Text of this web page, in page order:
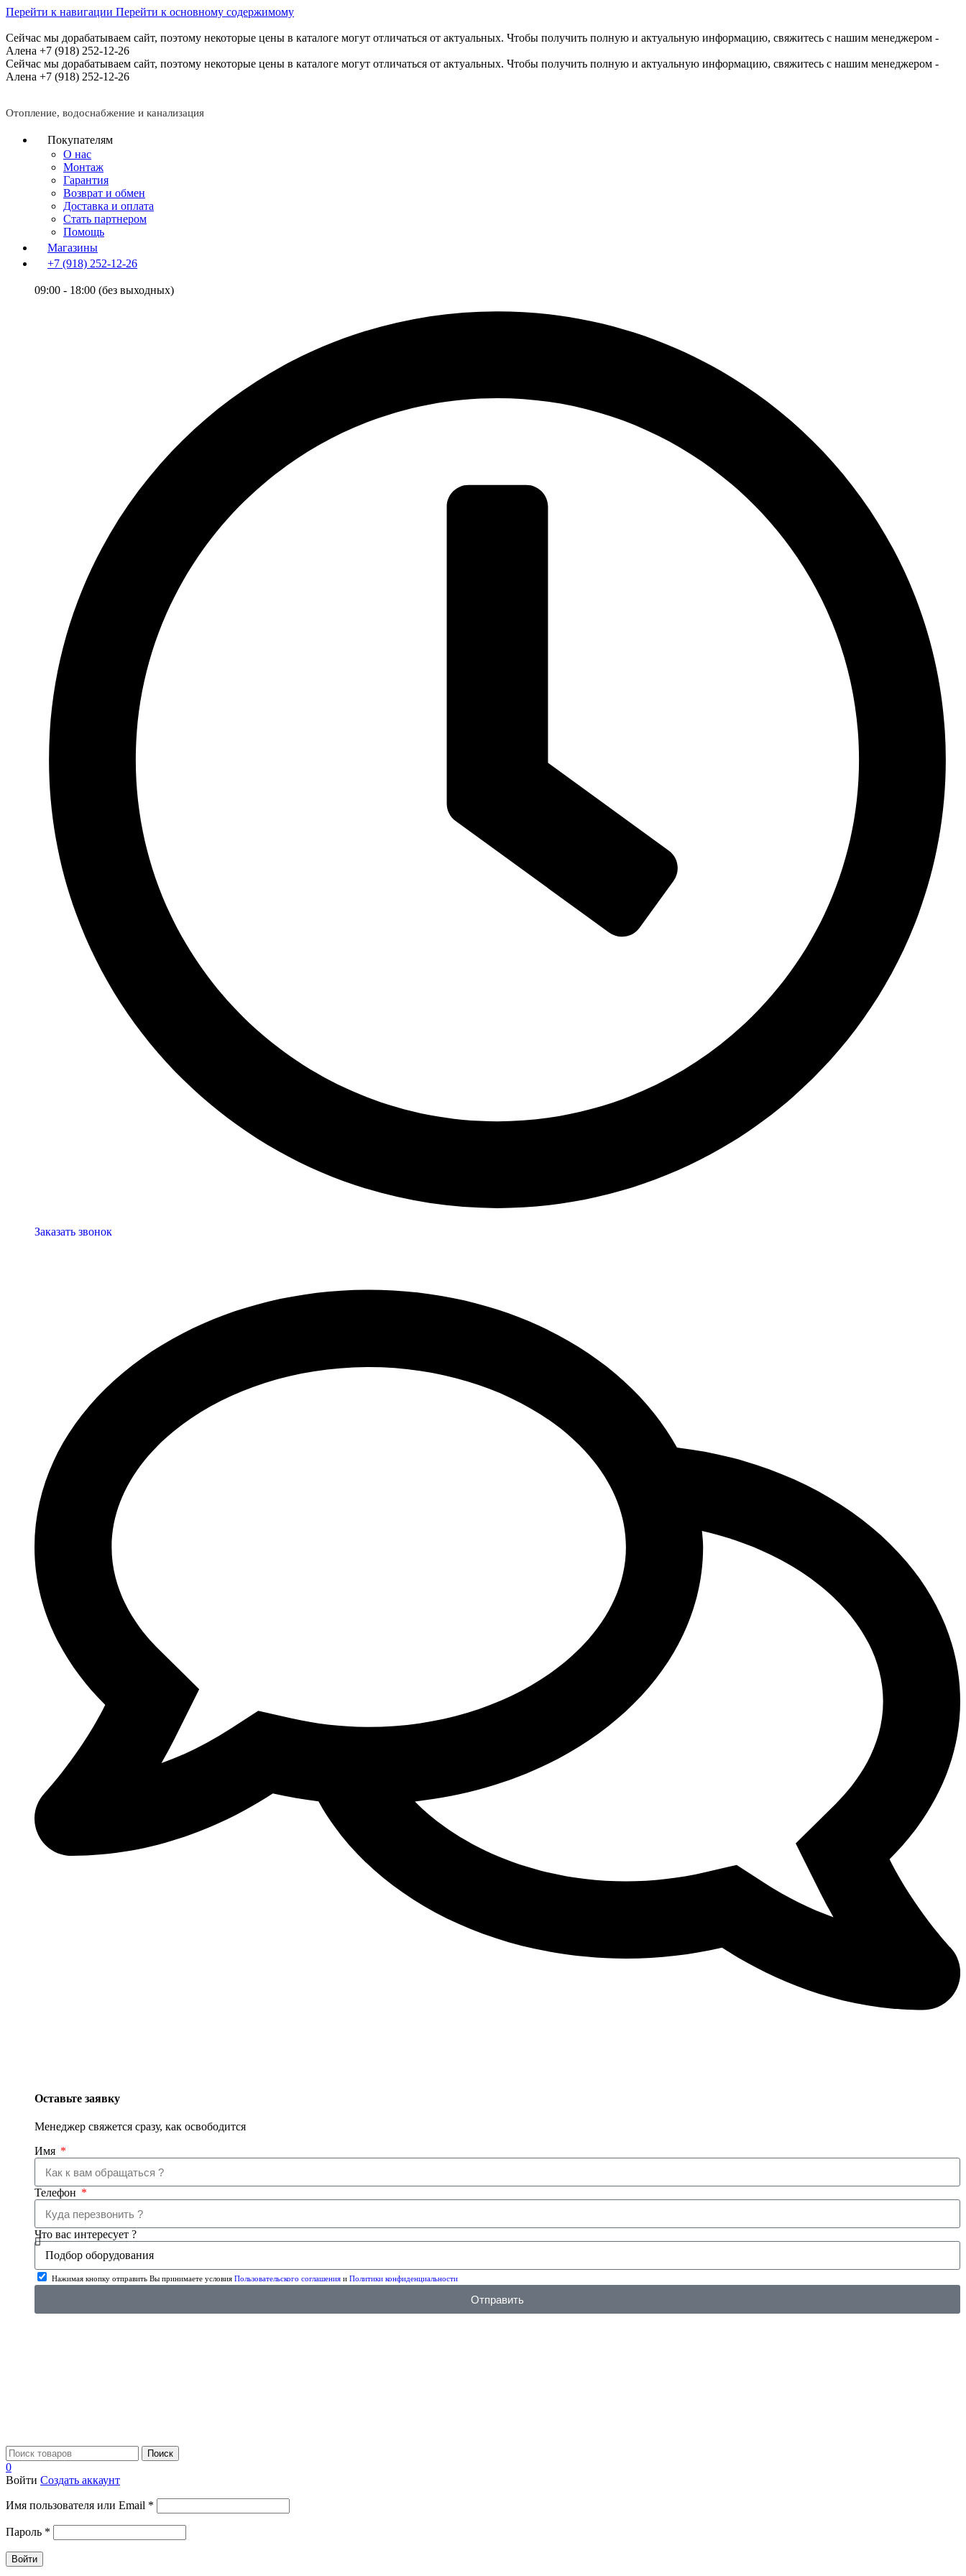
Перейти к навигации Перейти к основному содержимому
Сейчас мы дорабатываем сайт, поэтому некоторые цены в каталоге могут отличаться от актуальных. Чтобы получить полную и актуальную информацию, свяжитесь с нашим менеджером -
Алена +7 (918) 252-12-26
Сейчас мы дорабатываем сайт, поэтому некоторые цены в каталоге могут отличаться от актуальных. Чтобы получить полную и актуальную информацию, свяжитесь с нашим менеджером -
Алена +7 (918) 252-12-26
Отопление, водоснабжение и канализация
Покупателям
О нас
Монтаж
Гарантия
Возврат и обмен
Доставка и оплата
Стать партнером
Помощь
Магазины
+7 (918) 252-12-26
09:00 - 18:00 (без выходных)
Заказать звонок
Оставьте заявку
Менеджер свяжется сразу, как освободится
Имя
Телефон
Что вас интересует ?
Нажимая кнопку отправить Вы принимаете условия Пользовательского соглашения и Политики конфиденциальности
Отправить
Поиск
0
Войти Создать аккаунт
Имя пользователя или Email *
Пароль *
Войти